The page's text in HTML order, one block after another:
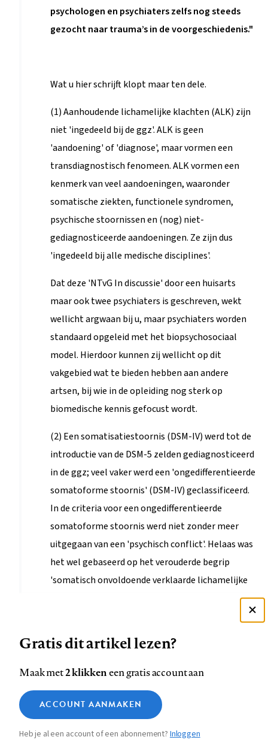
psychologen en psychiaters zelfs nog steeds
gezocht naar trauma’s in de voorgeschiedenis."
Wat u hier schrijft klopt maar ten dele.
(1) Aanhoudende lichamelijke klachten (ALK) zijn
niet 'ingedeeld bij de ggz'. ALK is geen
'aandoening' of 'diagnose', maar vormen een
transdiagnostisch fenomeen. ALK vormen een
kenmerk van veel aandoeningen, waaronder
somatische ziekten, functionele syndromen,
psychische stoornissen en (nog) niet-
gediagnosticeerde aandoeningen. Ze zijn dus
'ingedeeld bij alle medische disciplines'.
Dat deze 'NTvG In discussie' door een huisarts
maar ook twee psychiaters is geschreven, wekt
wellicht argwaan bij u, maar psychiaters worden
standaard opgeleid met het biopsychosociaal
model. Hierdoor kunnen zij wellicht op dit
vakgebied wat te bieden hebben aan andere
artsen, bij wie in de opleiding nog sterk op
biomedische kennis gefocust wordt.
(2) Een somatisatiestoornis (DSM-IV) werd tot de
introductie van de DSM-5 zelden gediagnosticeerd
in de ggz; veel vaker werd een 'ongedifferentieerde
somatoforme stoornis' (DSM-IV) geclassificeerd.
In de criteria voor een ongedifferentieerde
somatoforme stoornis werd niet zonder meer
uitgegaan van een 'psychisch conflict'. Helaas was
het wel gebaseerd op het verouderde begrip
'somatisch onvoldoende verklaarde lichamelijke
(3) De zorgverleners in de ggz die zich
sprake is van een ernstige somatisch-
symptoomstoornis of functionele neurologische
stoornis (FNS). Een groep patiënten herstelt niet
voldoende van een paramedische behandeling
Medische vragen verdienen
betrouwbare antwoorden
Zie onze cookie policy
Functionele cookies
Analytische cookies
Marketing cookies
Gratis dit artikel lezen?
Maak met 2 klikken een gratis account aan
ACCOUNT AANMAKEN
Heb je al een account of een abonnement? Inloggen